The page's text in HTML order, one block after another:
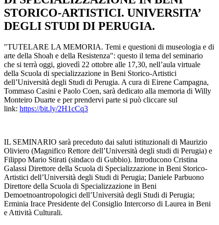
STORICO-ARTISTICI. UNIVERSITA’
DEGLI STUDI DI PERUGIA.
"TUTELARE LA MEMORIA. Temi e questioni di museologia e di
arte della Shoah e della Resistenza": questo il tema del seminario
che si terrà oggi, giovedì 22 ottobre alle 17,30, nell’aula virtuale
della Scuola di specializzazione in Beni Storico-Artistici
dell’Università degli Studi di Perugia. A cura di Eirene Campagna,
Tommaso Casini e Paolo Coen, sarà dedicato alla memoria di Willy
Monteiro Duarte e per prendervi parte si può cliccare sul
link: https://bit.ly/2H1cCq3
IL SEMINARIO sarà preceduto dai saluti istituzionali di Maurizio
Oliviero (Magnifico Rettore dell’Università degli studi di Perugia) e
Filippo Mario Stirati (sindaco di Gubbio). Introducono Cristina
Galassi Direttore della Scuola di Specializzazione in Beni Storico-
Artistici dell’Università degli Studi di Perugia; Daniele Parbuono
Direttore della Scuola di Specializzazione in Beni
Demoetnoantropologici dell’Università degli Studi di Perugia;
Erminia Irace Presidente del Consiglio Intercorso di Laurea in Beni
e Attività Culturali.